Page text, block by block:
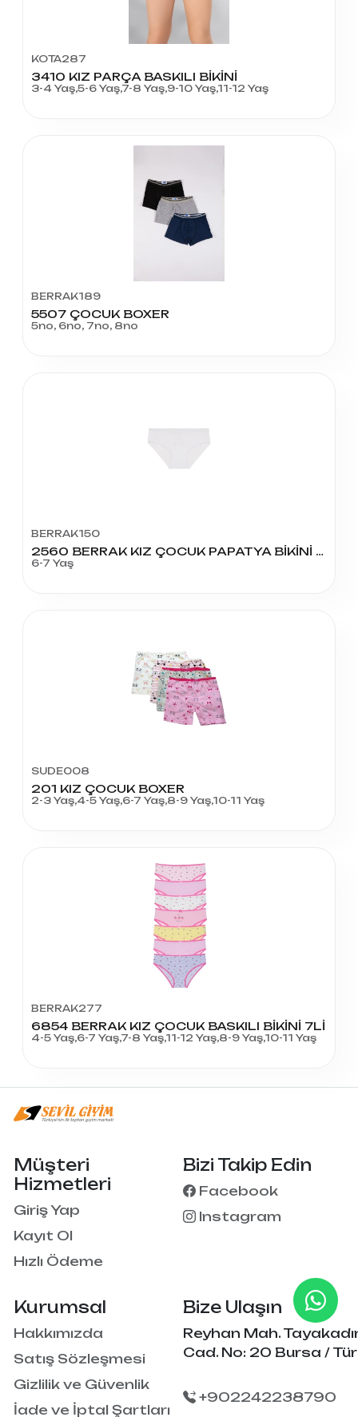
KOTA287
3410 KIZ PARÇA BASKILI BİKİNİ
3-4 Yaş,5-6 Yaş,7-8 Yaş,9-10 Yaş,11-12 Yaş
BERRAK189
5507 ÇOCUK BOXER
5no, 6no, 7no, 8no
BERRAK150
2560 BERRAK KIZ ÇOCUK PAPATYA BİKİNİ KÜLOT NO:4
6-7 Yaş
SUDE008
201 KIZ ÇOCUK BOXER
2-3 Yaş,4-5 Yaş,6-7 Yaş,8-9 Yaş,10-11 Yaş
BERRAK277
6854 BERRAK KIZ ÇOCUK BASKILI BİKİNİ 7Lİ
4-5 Yaş,6-7 Yaş,7-8 Yaş,11-12 Yaş,8-9 Yaş,10-11 Yaş
Kurumsal
Hakkımızda
Satış Sözleşmesi
Gizlilik ve Güvenlik
İade ve İptal Şartları
Müşteri
Hizmetleri
Giriş Yap
Kayıt Ol
Hızlı Ödeme
Bizi Takip Edin
Facebook
Instagram
Bize Ulaşın
Reyhan Mah.
Cad. No: 20 Bursa /
+902242238790